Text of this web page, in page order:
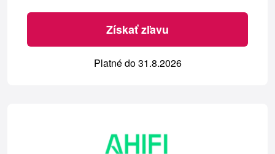
Získať zľavu
Platné do 31.8.2026